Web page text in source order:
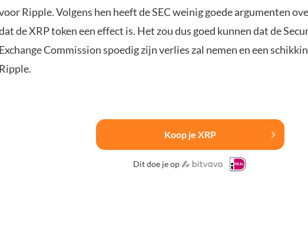
Ripple. Volgens hen heeft de SEC weinig goede argumenten
de XRP token een effect is. Het zou dus goed kunnen dat de
Exchange Commission spoedig zijn verlies zal nemen en een
Ripple.
Koop je XRP
Dit doe je op